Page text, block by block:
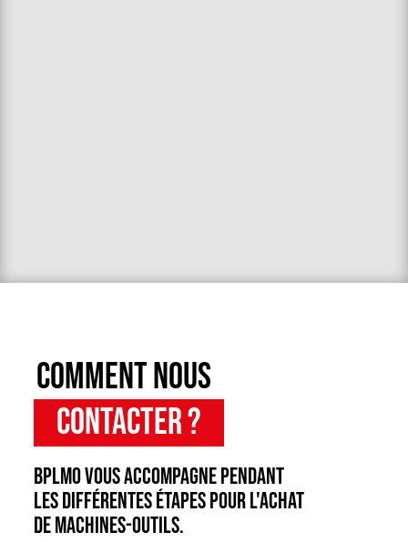
Comment nous
contacter ?
BPLMO vous accompagne pendant
les différentes étapes pour l'achat
de machines-outils.